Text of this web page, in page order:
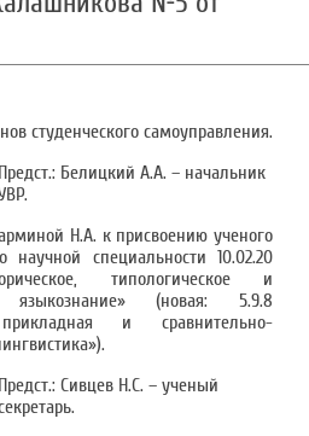
студенческого самоуправления.
Предст.: Белицкий А.А. – начальник
Н.А. к присвоению ученого
научной специальности 10.02.20
типологическое и
языкознание» (новая: 5.9.8
прикладная и сравнительно-
Предст.: Сивцев Н.С. – ученый